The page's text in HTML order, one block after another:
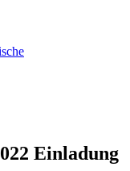
Einladung